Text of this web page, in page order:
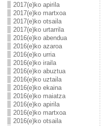
2017(e)ko apirila
2017(e)ko martxoa
2017(e)ko otsaila
2017(e)ko urtarrila
2016(e)ko abendua
2016(e)ko azaroa
2016(e)ko urria
2016(e)ko iraila
2016(e)ko abuztua
2016(e)ko uztaila
2016(e)ko ekaina
2016(e)ko maiatza
2016(e)ko apirila
2016(e)ko martxoa
2016(e)ko otsaila